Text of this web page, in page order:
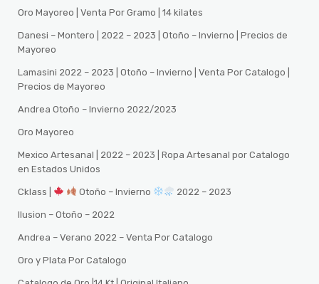
Oro Mayoreo | Venta Por Gramo | 14 kilates
Danesi – Montero | 2022 – 2023 | Otoño – Invierno | Precios de
Mayoreo
Lamasini 2022 – 2023 | Otoño – Invierno | Venta Por Catalogo |
Precios de Mayoreo
Andrea Otoño – Invierno 2022/2023
Oro Mayoreo
Mexico Artesanal | 2022 – 2023 | Ropa Artesanal por Catalogo
en Estados Unidos
Cklass | Otoño – Invierno 2022 – 2023
Ilusion – Otoño – 2022
Andrea – Verano 2022 – Venta Por Catalogo
Oro y Plata Por Catalogo